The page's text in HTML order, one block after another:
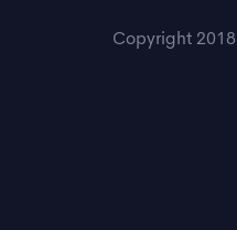
Copyright 2018